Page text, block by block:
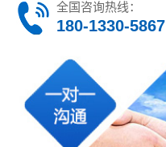
全国咨询热线：
180-1330-5867